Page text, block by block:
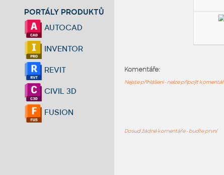
PORTÁLY PRODUKTŮ
AUTOCAD
INVENTOR
REVIT
CIVIL 3D
FUSION
Komentáře:
Nejste přihlášeni - nelze připojit
Dosud žádné komentáře - buďte první